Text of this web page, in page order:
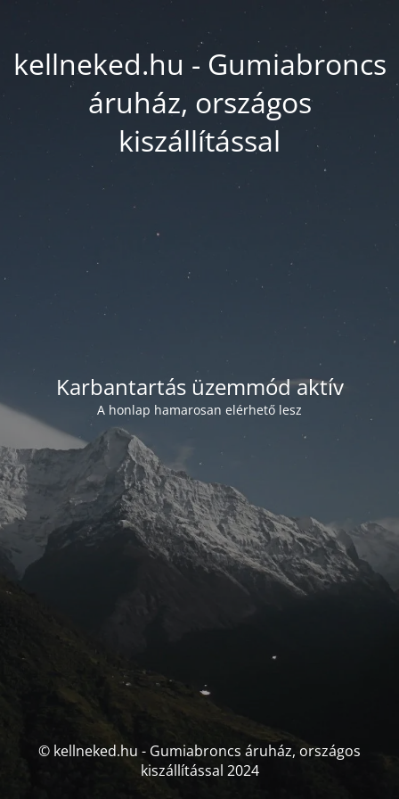
kellneked.hu - Gumiabroncs
áruház, országos
kiszállítással
Karbantartás üzemmód aktív
A honlap hamarosan elérhető lesz
© kellneked.hu - Gumiabroncs áruház, országos
kiszállítással 2024